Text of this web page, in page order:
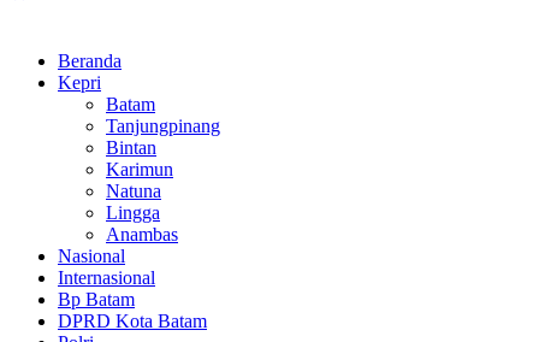
Beranda
Kepri
Batam
Tanjungpinang
Bintan
Karimun
Natuna
Lingga
Anambas
Nasional
Internasional
Bp Batam
DPRD Kota Batam